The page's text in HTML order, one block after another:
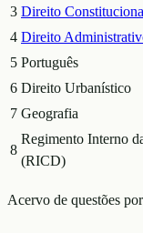
3 Direito
4 Direito
5 Português
6 Direito Urbanístico
7 Geografia
8
Regimento Interno
(RICD)
Acervo de questões